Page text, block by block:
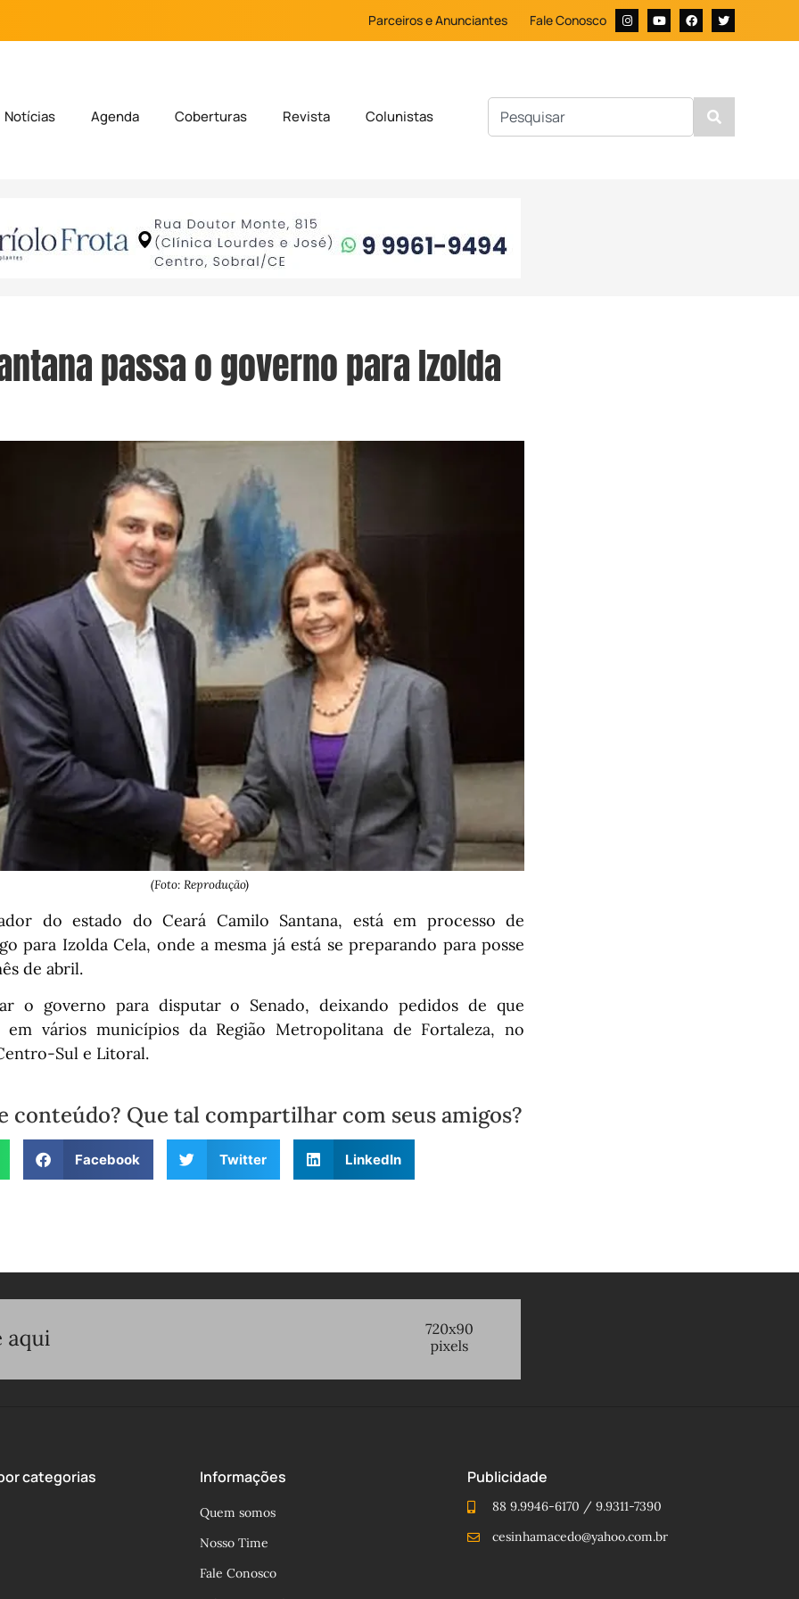
Parceiros e Anunciantes Fale Conosco
Notícias Agenda Coberturas Revista Colunistas
passa o governo para Izolda
(Foto: Reprodução)
do estado do Ceará Camilo Santana, está em processo de
para Izolda Cela, onde a mesma já está se preparando para posse
de abril.
o governo para disputar o Senado, deixando pedidos de que
em vários municípios da Região Metropolitana de Fortaleza, no
Sul e Litoral.
conteúdo? Que tal compartilhar com seus amigos?
Facebook Twitter LinkedIn
categorias Informações
Quem somos
Nosso Time
Fale Conosco
Publicidade
88 9.9946-6170 / 9.9311-7390
cesinhamacedo@yahoo.com.br